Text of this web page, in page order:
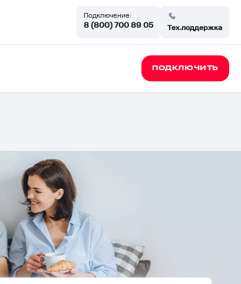
Подключение:
8 (800) 700 89 05 Тех.поддержка
ПОДКЛЮЧИТЬ